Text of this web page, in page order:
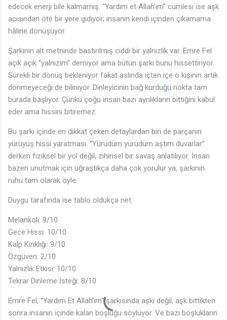
edecek enerji bile kalmamış. “Yardım et Allah’ım” cümlesi ise aşk
acısından öte bir yere gidiyor; insanın kendi içinden çıkamama
hâline dönüşüyor.
Şarkının alt metninde bastırılmış ciddi bir yalnızlık var. Emre Fel
açık açık “yalnızım” demiyor ama bütün şarkı bunu hissettiriyor.
Sürekli bir dönüş bekleniyor fakat aslında içten içe o kişinin artık
dönmeyeceği de biliniyor. Dinleyicinin bağ kurduğu nokta tam
burada başlıyor. Çünkü çoğu insan bazı ayrılıkların bittiğini kabul
eder ama hissini bitiremez.
Bu şarkı içinde en dikkat çeken detaylardan biri de parçanın
yürüyüş hissi yaratması. “Yürüdüm yürüdüm aştım duvarlar”
derken fiziksel bir yol değil, zihinsel bir savaş anlatılıyor. İnsan
bazen unutmak için uğraştıkça daha çok yorulur ya, şarkının
ruhu tam olarak öyle.
Duygu tarafında ise tablo oldukça net:
Melankoli: 9/10
Gece Hissi: 10/10
Kalp Kırıklığı: 9/10
Özgüven: 2/10
Yalnızlık Etkisi: 10/10
Tekrar Dinleme İsteği: 8/10
Emre Fel, “Yardım Et Allah’ım” şarkısında aşkı değil, aşk bittikten
sonra insanın içinde kalan boşluğu söylüyor. Ve bazı boşlukların
♪